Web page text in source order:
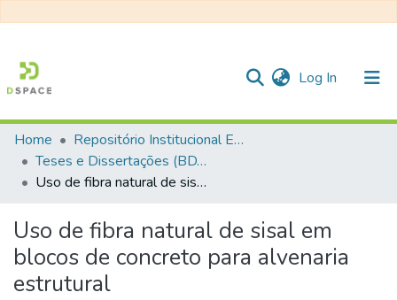
Log In (current)
Communities & Collections
All of DSpace
Statistics
Home
Repositório Institucional EESC
Teses e Dissertações (BDTD USP)
Uso de fibra natural de sisal em blocos de concreto para alvenaria estrutural
Uso de fibra natural de sisal em
blocos de concreto para alvenaria
estrutural